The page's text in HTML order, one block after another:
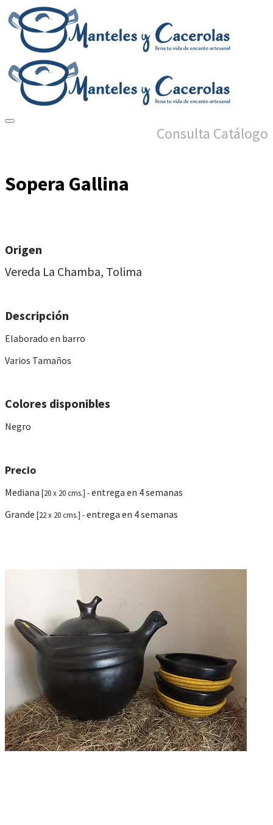
Consulta Catálogo
Sopera Gallina
Origen
Vereda La Chamba, Tolima
Descripción
Elaborado en barro
Varios Tamaños
Colores disponibles
Negro
Precio
Mediana [20 x 20 cms.] -entrega en 4 semanas
Grande [22 x 20 cms.] -entrega en 4 semanas